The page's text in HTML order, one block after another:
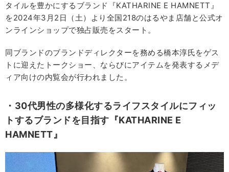
タイルを豊かにするブランド『KATHARINE E HAMNETT』
を2024年3月2日（土）より全国218のはるやま店舗と公式オ
ンラインショップで独占販売をスタート。
同ブランドのブランドディレクターを務める橋本淳氏をゲス
トに迎えたトークショー、ならびにアイテムを発表するメデ
ィア向けの内覧会が行われました。
・30代男性の多様化するライフスタイルにフィッ
トするブランドを目指す『KATHARINE E
HAMNETT』